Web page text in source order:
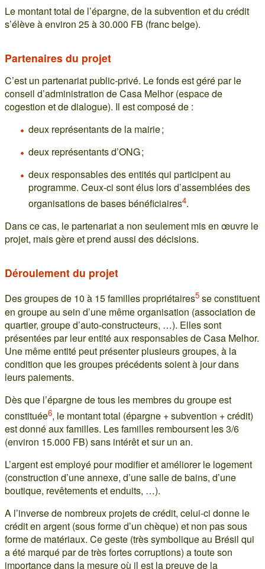
Le montant total de l’épargne, de la subvention et du crédit
s’élève à environ 25 à 30.000 FB (franc belge).
Partenaires du projet
C’est un partenariat public-privé. Le fonds est géré par le
conseil d’administration de Casa Melhor (espace de
cogestion et de dialogue). Il est composé de :
deux représentants de la mairie ;
deux représentants d’ONG ;
deux responsables des entités qui participent au
programme. Ceux-ci sont élus lors d’assemblées des
organisations de bases bénéficiaires4.
Dans ce cas, le partenariat a non seulement mis en œuvre le
projet, mais gère et prend aussi des décisions.
Déroulement du projet
Des groupes de 10 à 15 familles propriétaires5 se constituent
en groupe au sein d’une même organisation (association de
quartier, groupe d’auto-constructeurs, …). Elles sont
présentées par leur entité aux responsables de Casa Melhor.
Une même entité peut présenter plusieurs groupes, à la
condition que les groupes précédents soient à jour dans
leurs paiements.
Dès que l’épargne de tous les membres du groupe est
constituée6, le montant total (épargne + subvention + crédit)
est donné aux familles. Les familles remboursent les 3/6
(environ 15.000 FB) sans intérêt et sur un an.
L’argent est employé pour modifier et améliorer le logement
(construction d’une annexe, d’une salle de bains, d’une
boutique, revêtements et enduits, …).
A l’inverse de nombreux projets de crédit, celui-ci donne le
crédit en argent (sous forme d’un chèque) et non pas sous
forme de matériaux. Ce geste (très symbolique au Brésil qui
a été marqué par de très fortes corruptions) a toute son
importance dans la mesure où il est la preuve de la